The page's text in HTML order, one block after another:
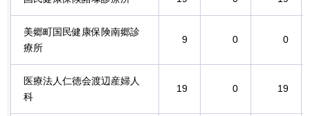
美郷町国民健康保険南郷診
療所
9 0 0
医療法人仁徳会渡辺産婦人
科
19 0 19